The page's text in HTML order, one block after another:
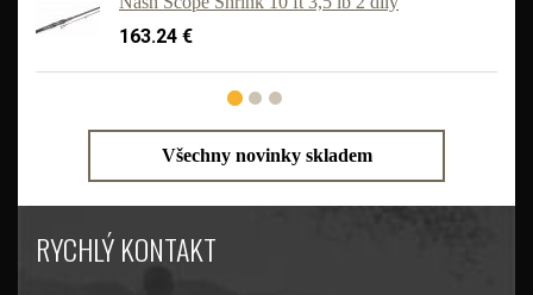
163.24 €
Všechny novinky skladem
RYCHLÝ KONTAKT